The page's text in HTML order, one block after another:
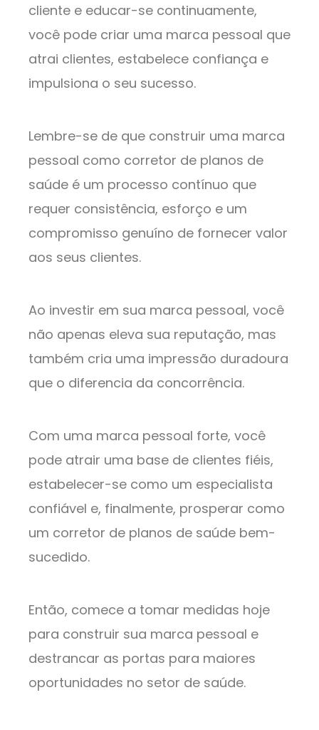
cliente e educar-se continuamente,
você pode criar uma marca pessoal que
atrai clientes, estabelece confiança e
impulsiona o seu sucesso.
Lembre-se de que construir uma marca
pessoal como corretor de planos de
saúde é um processo contínuo que
requer consistência, esforço e um
compromisso genuíno de fornecer valor
aos seus clientes.
Ao investir em sua marca pessoal, você
não apenas eleva sua reputação, mas
também cria uma impressão duradoura
que o diferencia da concorrência.
Com uma marca pessoal forte, você
pode atrair uma base de clientes fiéis,
estabelecer-se como um especialista
confiável e, finalmente, prosperar como
um corretor de planos de saúde bem-
sucedido.
Então, comece a tomar medidas hoje
para construir sua marca pessoal e
destrancar as portas para maiores
oportunidades no setor de saúde.